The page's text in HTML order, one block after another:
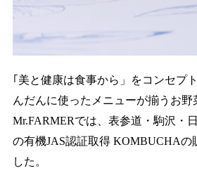
｢美と健康は食事から」をコンセプ
んだんに使ったメニューが揃うお野
Mr.FARMERでは、表参道・駒沢・
の有機JAS認証取得 KOMBUCHAの
した。